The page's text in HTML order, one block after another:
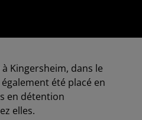
Kingersheim, dans le
été placé en
en détention
elles.